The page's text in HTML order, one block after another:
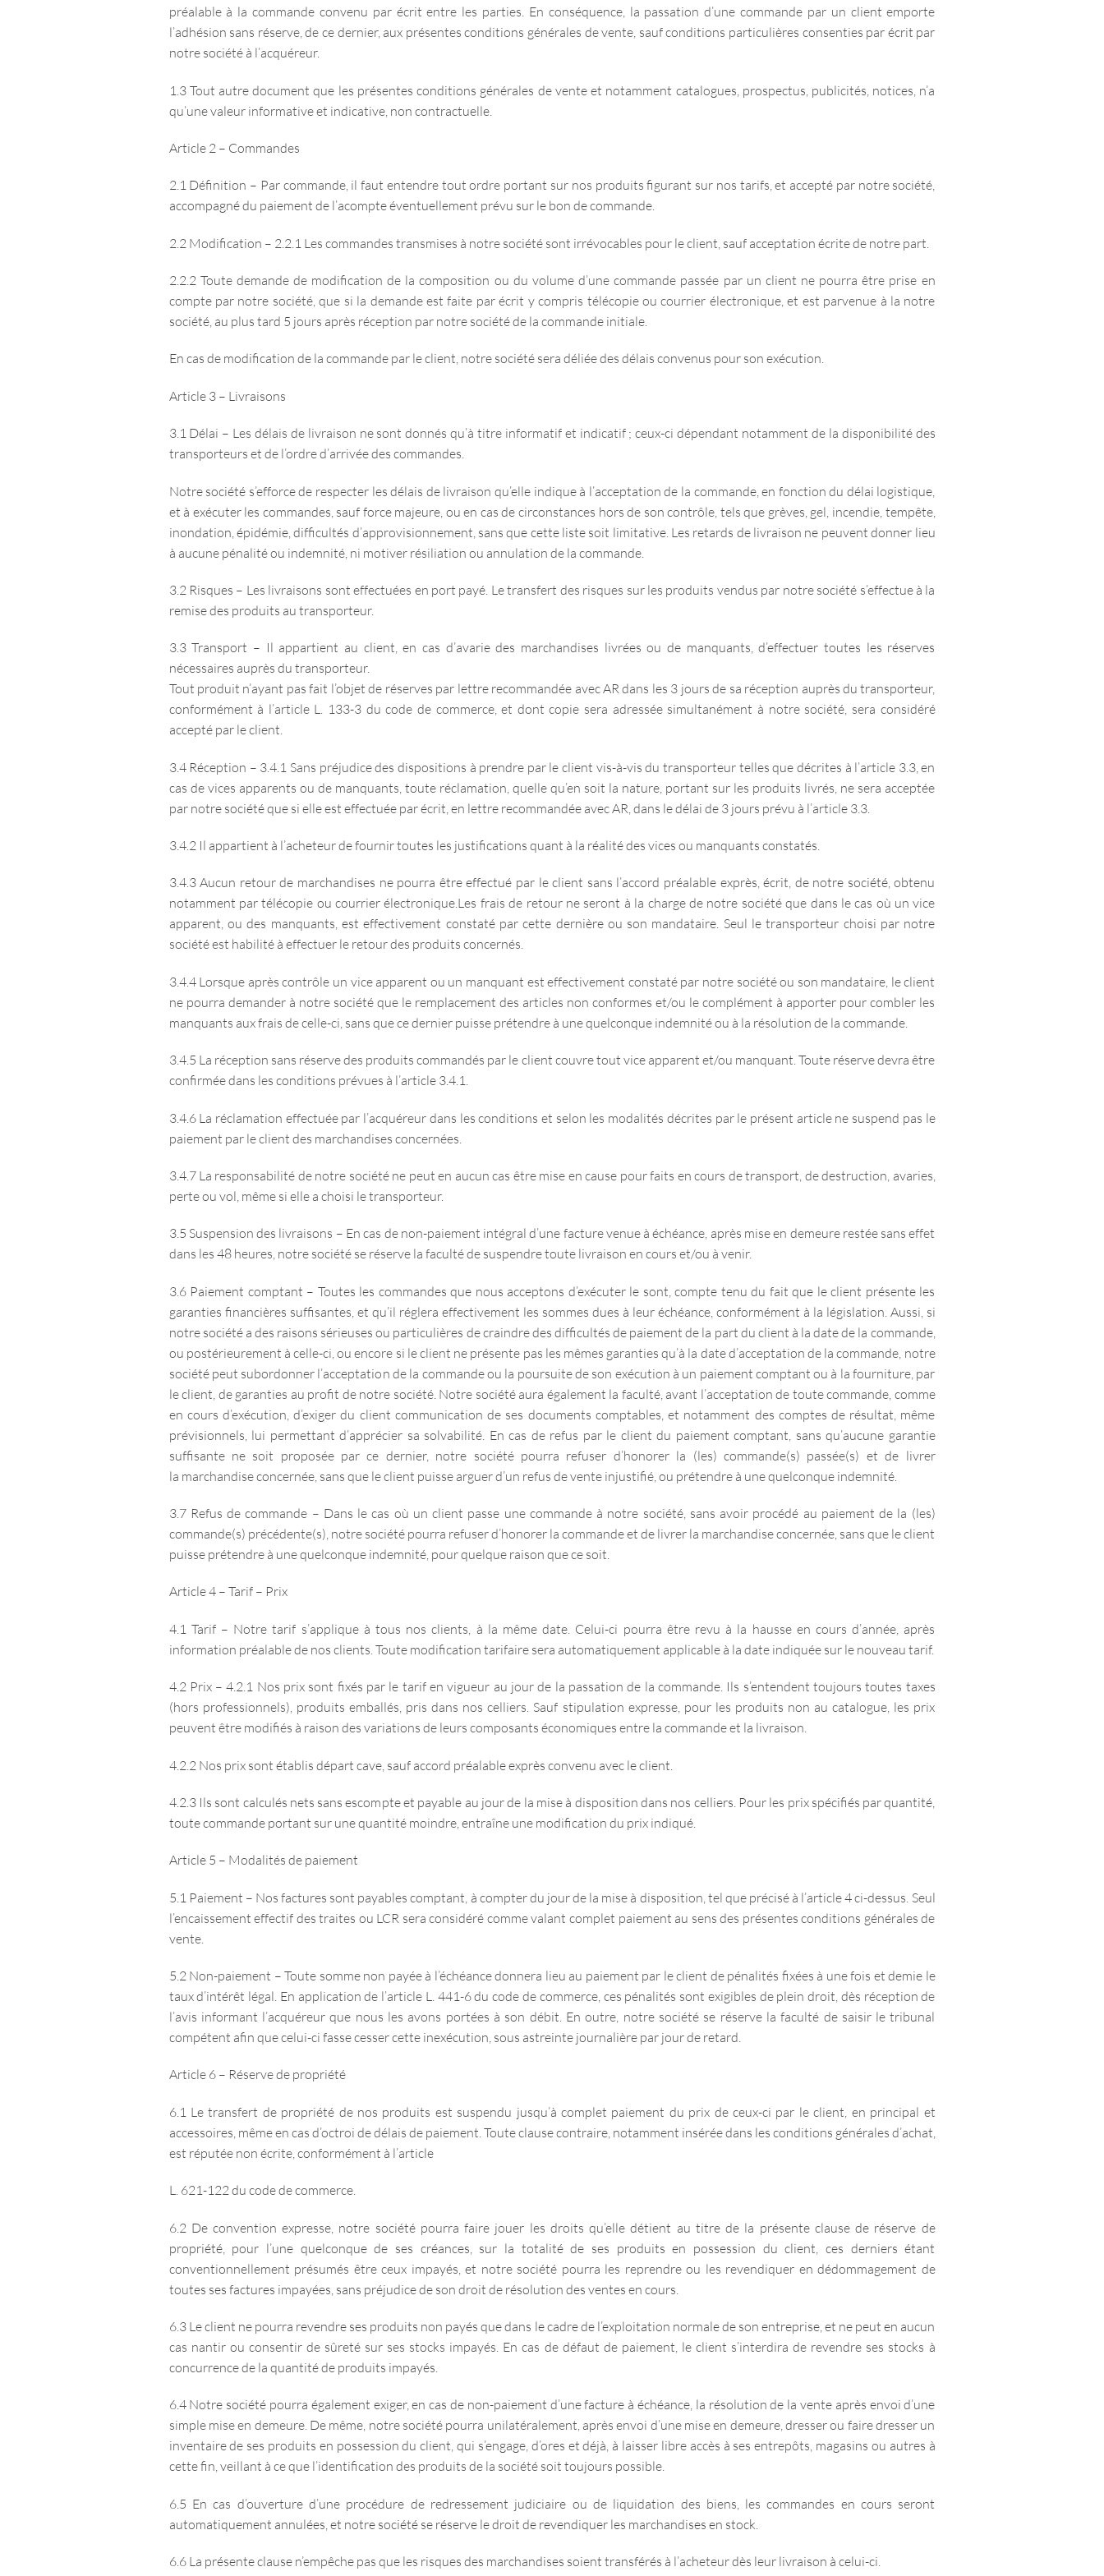
préalable à la commande convenu par écrit entre les parties. En conséquence, la passation d’une commande par un client emporte
l’adhésion sans réserve, de ce dernier, aux présentes conditions générales de vente, sauf conditions particulières consenties par écrit par
notre société à l’acquéreur.
1.3 Tout autre document que les présentes conditions générales de vente et notamment catalogues, prospectus, publicités, notices, n’a
qu’une valeur informative et indicative, non contractuelle.
Article 2 – Commandes
2.1 Définition – Par commande, il faut entendre tout ordre portant sur nos produits figurant sur nos tarifs, et accepté par notre société,
accompagné du paiement de l’acompte éventuellement prévu sur le bon de commande.
2.2 Modification – 2.2.1 Les commandes transmises à notre société sont irrévocables pour le client, sauf acceptation écrite de notre part.
2.2.2 Toute demande de modification de la composition ou du volume d’une commande passée par un client ne pourra être prise en
compte par notre société, que si la demande est faite par écrit y compris télécopie ou courrier électronique, et est parvenue à la notre
société, au plus tard 5 jours après réception par notre société de la commande initiale.
En cas de modification de la commande par le client, notre société sera déliée des délais convenus pour son exécution.
Article 3 – Livraisons
3.1 Délai – Les délais de livraison ne sont donnés qu’à titre informatif et indicatif ; ceux-ci dépendant notamment de la disponibilité des
transporteurs et de l’ordre d’arrivée des commandes.
Notre société s’efforce de respecter les délais de livraison qu’elle indique à l’acceptation de la commande, en fonction du délai logistique,
et à exécuter les commandes, sauf force majeure, ou en cas de circonstances hors de son contrôle, tels que grèves, gel, incendie, tempête,
inondation, épidémie, difficultés d’approvisionnement, sans que cette liste soit limitative. Les retards de livraison ne peuvent donner lieu
à aucune pénalité ou indemnité, ni motiver résiliation ou annulation de la commande.
3.2 Risques – Les livraisons sont effectuées en port payé. Le transfert des risques sur les produits vendus par notre société s’effectue à la
remise des produits au transporteur.
3.3 Transport – Il appartient au client, en cas d’avarie des marchandises livrées ou de manquants, d’effectuer toutes les réserves
nécessaires auprès du transporteur.
Tout produit n’ayant pas fait l’objet de réserves par lettre recommandée avec AR dans les 3 jours de sa réception auprès du transporteur,
conformément à l’article L. 133-3 du code de commerce, et dont copie sera adressée simultanément à notre société, sera considéré
accepté par le client.
3.4 Réception – 3.4.1 Sans préjudice des dispositions à prendre par le client vis-à-vis du transporteur telles que décrites à l’article 3.3, en
cas de vices apparents ou de manquants, toute réclamation, quelle qu’en soit la nature, portant sur les produits livrés, ne sera acceptée
par notre société que si elle est effectuée par écrit, en lettre recommandée avec AR, dans le délai de 3 jours prévu à l’article 3.3.
3.4.2 Il appartient à l’acheteur de fournir toutes les justifications quant à la réalité des vices ou manquants constatés.
3.4.3 Aucun retour de marchandises ne pourra être effectué par le client sans l’accord préalable exprès, écrit, de notre société, obtenu
notamment par télécopie ou courrier électronique.Les frais de retour ne seront à la charge de notre société que dans le cas où un vice
apparent, ou des manquants, est effectivement constaté par cette dernière ou son mandataire. Seul le transporteur choisi par notre
société est habilité à effectuer le retour des produits concernés.
3.4.4 Lorsque après contrôle un vice apparent ou un manquant est effectivement constaté par notre société ou son mandataire, le client
ne pourra demander à notre société que le remplacement des articles non conformes et/ou le complément à apporter pour combler les
manquants aux frais de celle-ci, sans que ce dernier puisse prétendre à une quelconque indemnité ou à la résolution de la commande.
3.4.5 La réception sans réserve des produits commandés par le client couvre tout vice apparent et/ou manquant. Toute réserve devra être
confirmée dans les conditions prévues à l’article 3.4.1.
3.4.6 La réclamation effectuée par l’acquéreur dans les conditions et selon les modalités décrites par le présent article ne suspend pas le
paiement par le client des marchandises concernées.
3.4.7 La responsabilité de notre société ne peut en aucun cas être mise en cause pour faits en cours de transport, de destruction, avaries,
perte ou vol, même si elle a choisi le transporteur.
3.5 Suspension des livraisons – En cas de non-paiement intégral d’une facture venue à échéance, après mise en demeure restée sans effet
dans les 48 heures, notre société se réserve la faculté de suspendre toute livraison en cours et/ou à venir.
3.6 Paiement comptant – Toutes les commandes que nous acceptons d’exécuter le sont, compte tenu du fait que le client présente les
garanties financières suffisantes, et qu’il réglera effectivement les sommes dues à leur échéance, conformément à la législation. Aussi, si
notre société a des raisons sérieuses ou particulières de craindre des difficultés de paiement de la part du client à la date de la commande,
ou postérieurement à celle-ci, ou encore si le client ne présente pas les mêmes garanties qu’à la date d’acceptation de la commande, notre
société peut subordonner l’acceptation de la commande ou la poursuite de son exécution à un paiement comptant ou à la fourniture, par
le client, de garanties au profit de notre société. Notre société aura également la faculté, avant l’acceptation de toute commande, comme
en cours d’exécution, d’exiger du client communication de ses documents comptables, et notamment des comptes de résultat, même
prévisionnels, lui permettant d’apprécier sa solvabilité. En cas de refus par le client du paiement comptant, sans qu’aucune garantie
suffisante ne soit proposée par ce dernier, notre société pourra refuser d’honorer la (les) commande(s) passée(s) et de livrer
la marchandise concernée, sans que le client puisse arguer d’un refus de vente injustifié, ou prétendre à une quelconque indemnité.
3.7 Refus de commande – Dans le cas où un client passe une commande à notre société, sans avoir procédé au paiement de la (les)
commande(s) précédente(s), notre société pourra refuser d’honorer la commande et de livrer la marchandise concernée, sans que le client
puisse prétendre à une quelconque indemnité, pour quelque raison que ce soit.
Article 4 – Tarif – Prix
4.1 Tarif – Notre tarif s’applique à tous nos clients, à la même date. Celui-ci pourra être revu à la hausse en cours d’année, après
information préalable de nos clients. Toute modification tarifaire sera automatiquement applicable à la date indiquée sur le nouveau tarif.
4.2 Prix – 4.2.1 Nos prix sont fixés par le tarif en vigueur au jour de la passation de la commande. Ils s’entendent toujours toutes taxes
(hors professionnels), produits emballés, pris dans nos celliers. Sauf stipulation expresse, pour les produits non au catalogue, les prix
peuvent être modifiés à raison des variations de leurs composants économiques entre la commande et la livraison.
4.2.2 Nos prix sont établis départ cave, sauf accord préalable exprès convenu avec le client.
4.2.3 Ils sont calculés nets sans escompte et payable au jour de la mise à disposition dans nos celliers. Pour les prix spécifiés par quantité,
toute commande portant sur une quantité moindre, entraîne une modification du prix indiqué.
Article 5 – Modalités de paiement
5.1 Paiement – Nos factures sont payables comptant, à compter du jour de la mise à disposition, tel que précisé à l’article 4 ci-dessus. Seul
l’encaissement effectif des traites ou LCR sera considéré comme valant complet paiement au sens des présentes conditions générales de
vente.
5.2 Non-paiement – Toute somme non payée à l’échéance donnera lieu au paiement par le client de pénalités fixées à une fois et demie le
taux d’intérêt légal. En application de l’article L. 441-6 du code de commerce, ces pénalités sont exigibles de plein droit, dès réception de
l’avis informant l’acquéreur que nous les avons portées à son débit. En outre, notre société se réserve la faculté de saisir le tribunal
compétent afin que celui-ci fasse cesser cette inexécution, sous astreinte journalière par jour de retard.
Article 6 – Réserve de propriété
6.1 Le transfert de propriété de nos produits est suspendu jusqu’à complet paiement du prix de ceux-ci par le client, en principal et
accessoires, même en cas d’octroi de délais de paiement. Toute clause contraire, notamment insérée dans les conditions générales d’achat,
est réputée non écrite, conformément à l’article
L. 621-122 du code de commerce.
6.2 De convention expresse, notre société pourra faire jouer les droits qu’elle détient au titre de la présente clause de réserve de
propriété, pour l’une quelconque de ses créances, sur la totalité de ses produits en possession du client, ces derniers étant
conventionnellement présumés être ceux impayés, et notre société pourra les reprendre ou les revendiquer en dédommagement de
toutes ses factures impayées, sans préjudice de son droit de résolution des ventes en cours.
6.3 Le client ne pourra revendre ses produits non payés que dans le cadre de l’exploitation normale de son entreprise, et ne peut en aucun
cas nantir ou consentir de sûreté sur ses stocks impayés. En cas de défaut de paiement, le client s’interdira de revendre ses stocks à
concurrence de la quantité de produits impayés.
6.4 Notre société pourra également exiger, en cas de non-paiement d’une facture à échéance, la résolution de la vente après envoi d’une
simple mise en demeure. De même, notre société pourra unilatéralement, après envoi d’une mise en demeure, dresser ou faire dresser un
inventaire de ses produits en possession du client, qui s’engage, d’ores et déjà, à laisser libre accès à ses entrepôts, magasins ou autres à
cette fin, veillant à ce que l’identification des produits de la société soit toujours possible.
6.5 En cas d’ouverture d’une procédure de redressement judiciaire ou de liquidation des biens, les commandes en cours seront
automatiquement annulées, et notre société se réserve le droit de revendiquer les marchandises en stock.
6.6 La présente clause n’empêche pas que les risques des marchandises soient transférés à l’acheteur dès leur livraison à celui-ci.